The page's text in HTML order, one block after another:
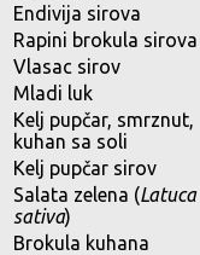
Endivija sirova
Rapini brokula sirova
Vlasac sirov
Mladi luk
Kelj pupčar, smrznut,
kuhan sa soli
Kelj pupčar sirov
Salata zelena (Latuca
sativa)
Brokula kuhana